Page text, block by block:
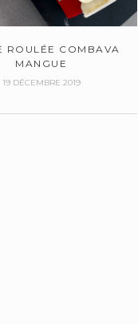
ROULÉE COMBAVA
MANGUE
19 DÉCEMBRE 2019